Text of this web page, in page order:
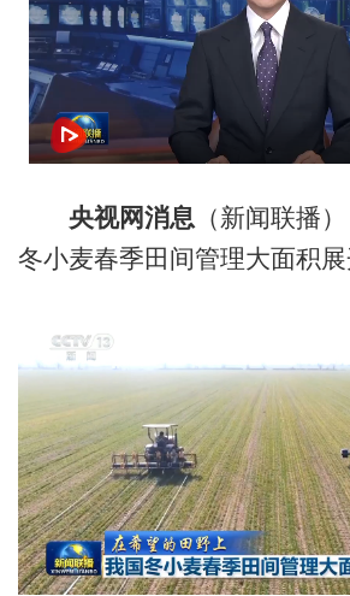
央视网消息 （新闻联播
冬小麦春季田间管理大面积展